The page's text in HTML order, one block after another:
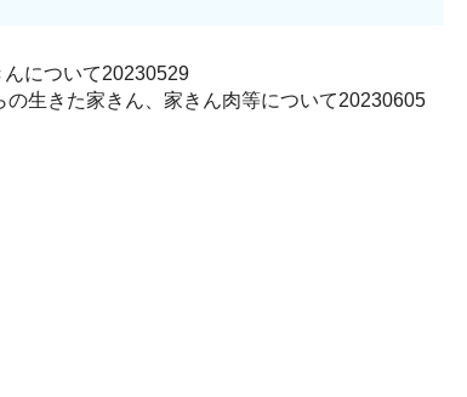
んについて20230529
の生きた家きん、家きん肉等について20230605